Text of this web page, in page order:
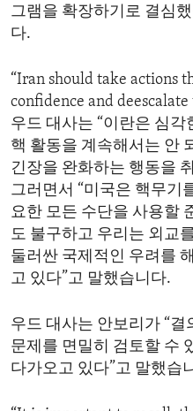
그램을 확장하기로 결심
다.
“Iran should take actions
confidence and
우드 대사는 “이란은 심
핵 활동을 계속해서는 안
긴장을 완화하는 행동을
그러면서 “미국은 핵무기
요한 모든 수단을 사용할
도 불구하고 우리는 외교
둘러싼 국제적인 우려를
고 있다”고 말했습니다.
우드 대사는 안보리가 “결
문제를 면밀히 검토할 수
다가오고 있다”고 말했습